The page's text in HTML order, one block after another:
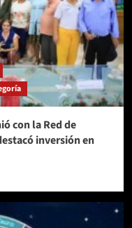
con la Red de
inversión en